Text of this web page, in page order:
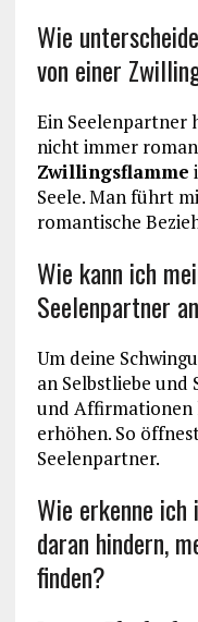
Wie
von einer
Ein Seelenpartner
nicht immer
Zwillingsflamme
Seele. Man führt
romantische
Wie kann ich
Seelenpartner
Um deine
an Selbstliebe
und Affirmationen
erhöhen. So
Seelenpartner.
Wie erkenne ich
daran hindern,
finden?